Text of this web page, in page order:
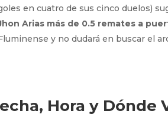
en cuatro de sus cinco duelos)
Arias más de 0.5 remates a
y no dudará en buscar el
Hora y Dónde